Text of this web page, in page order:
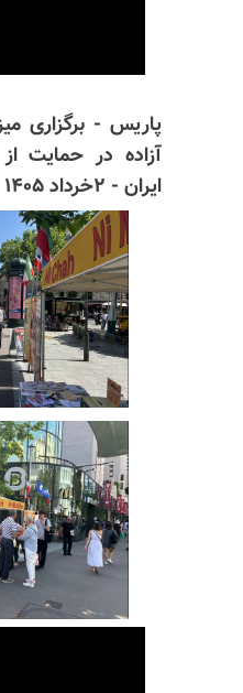
پاریس - برگزاری
آزاده در حمایت
ایران - ۲خرداد ۱۴۰۵